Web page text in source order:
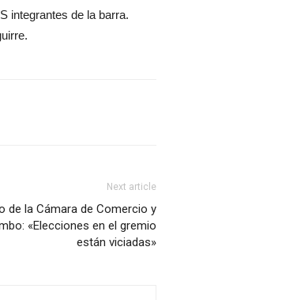
integrantes de la barra.
Next article
de la Cámara de Comercio y
«Elecciones en el gremio
están viciadas»